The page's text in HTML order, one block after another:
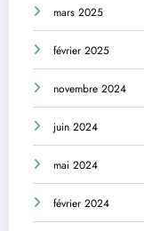
mars 2025
février 2025
novembre 2024
juin 2024
mai 2024
février 2024